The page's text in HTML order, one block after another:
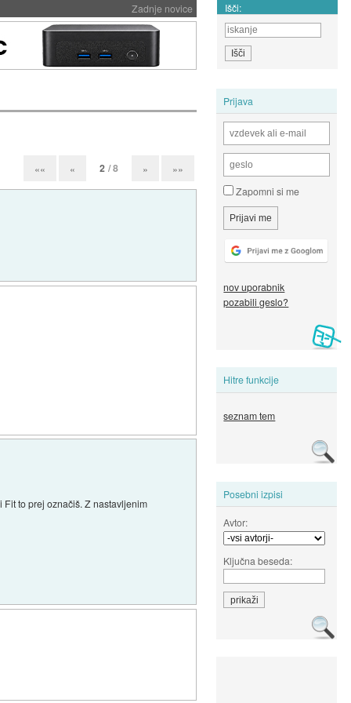
Zadnje novice Išči:
Prijava
Zapomni si me
nov uporabnik
pozabili geslo?
Hitre funkcije
seznam tem
Posebni izpisi
Avtor:
Ključna beseda:
«« « 2 / 8 » »»
to prej označiš. Z nastavljenim